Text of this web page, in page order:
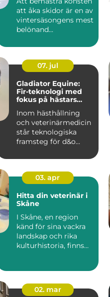
att åka skidor är en av
vintersäsongens mest
belönand...
07. jul
Gladiator Equine:
Fir-teknologi med
fokus på hästars
välbefinnande
Inom hästhållning
och veterinärmedicin
står teknologiska
framsteg för d&o...
03. apr
Hitta din veterinär i
Skåne
I Skåne, en region
känd för sina vackra
landskap och rika
kulturhistoria, finns
02. mar